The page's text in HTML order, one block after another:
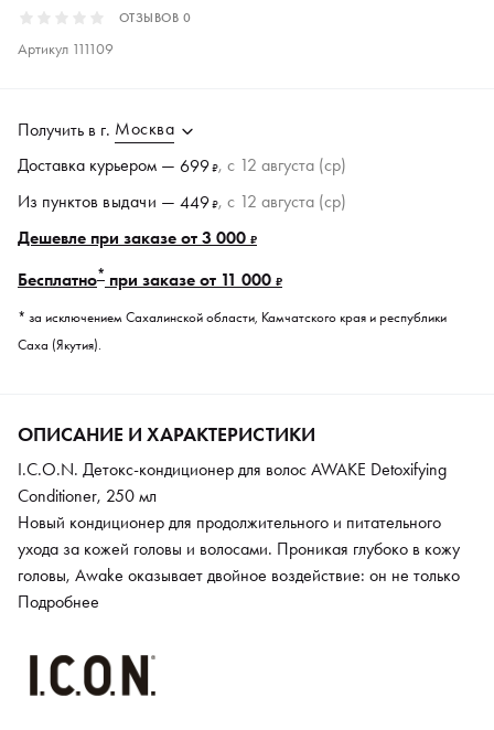
ОТЗЫВОВ 0
Артикул 111109
Получить в г. Москва
Доставка курьером — 699₽, c 12 августа (ср)
Из пунктов выдачи — 449₽, c 12 августа (ср)
Дешевле при заказе от 3 000 ₽
Бесплатно* при заказе от 11 000 ₽
* за исключением Сахалинской области, Камчатского края и республики
Саха (Якутия).
ОПИСАНИЕ И ХАРАКТЕРИСТИКИ
I.C.O.N. Детокс-кондиционер для волос AWAKE Detoxifying
Conditioner, 250 мл
Новый кондиционер для продолжительного и питательного
ухода за кожей головы и волосами. Проникая глубоко в кожу
головы, Awake оказывает двойное воздействие: он не только
оставляет ощущение легкости, но и усиливает стимуляцию
Подробнее